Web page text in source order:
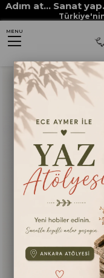
Adım at... Sanat
MENU
Anasayfa DEKUPAJ
DENİZ KABUĞU PEÇETE